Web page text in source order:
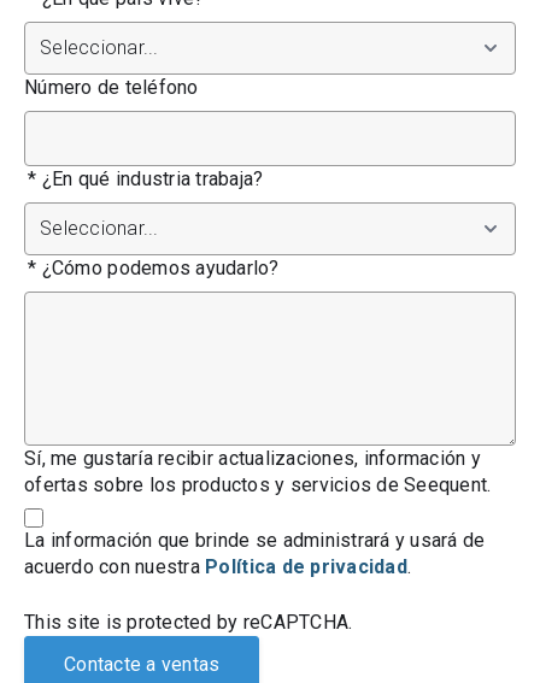
Número de teléfono
* ¿En qué industria trabaja?
* ¿Cómo podemos ayudarlo?
Sí, me gustaría recibir actualizaciones, información y
ofertas sobre los productos y servicios de Seequent.
La información que brinde se administrará y usará de
acuerdo con nuestra Política de privacidad.
This site is protected by reCAPTCHA.
Contacte a ventas